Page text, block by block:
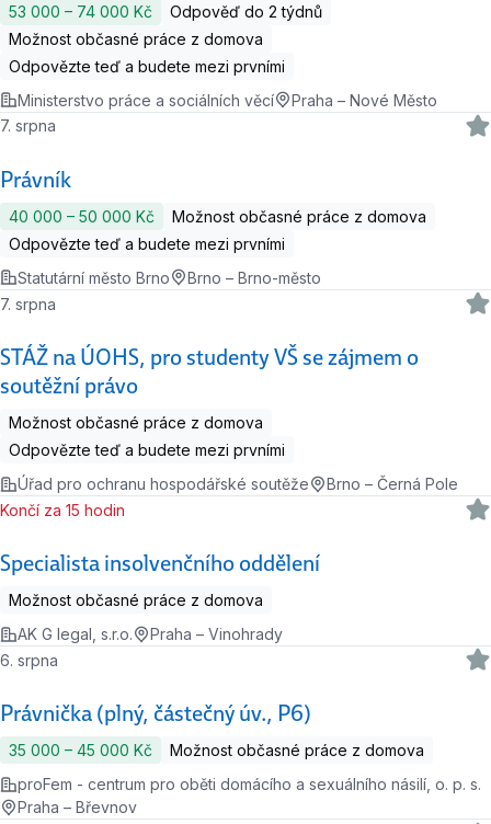
53 000 ‍–‍ 74 000 Kč
Odpověď do 2 týdnů
Možnost občasné práce z domova
Odpovězte teď a budete mezi prvními
Ministerstvo práce a sociálních věcí
Praha – Nové Město
Právník
7. srpna
40 000 ‍–‍ 50 000 Kč
Možnost občasné práce z domova
Odpovězte teď a budete mezi prvními
Statutární město Brno
Brno – Brno-město
STÁŽ na ÚOHS, pro studenty VŠ se zájmem o
soutěžní právo
7. srpna
Možnost občasné práce z domova
Odpovězte teď a budete mezi prvními
Úřad pro ochranu hospodářské soutěže
Brno – Černá Pole
Specialista insolvenčního oddělení
Končí za 15 hodin
Možnost občasné práce z domova
AK G legal, s.r.o.
Praha – Vinohrady
Právnička (plný, částečný úv., P6)
6. srpna
35 000 ‍–‍ 45 000 Kč
Možnost občasné práce z domova
proFem - centrum pro oběti domácího a sexuálního násilí, o. p. s.
Praha – Břevnov